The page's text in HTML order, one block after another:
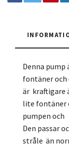
Denna
fontäner och
är kraftigare
lite fontäner
pumpen och
Den passar
stråle än